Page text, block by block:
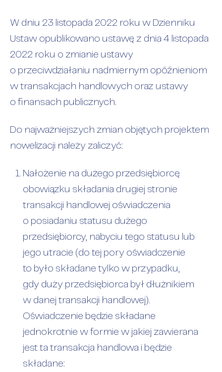
W dniu 23 listopada 2022 roku w Dzienniku
Ustaw opublikowano ustawę z dnia 4 listopada
2022 roku o zmianie ustawy
o przeciwdziałaniu nadmiernym opóźnieniom
w transakcjach handlowych oraz ustawy
o finansach publicznych.
Do najważniejszych zmian objętych projektem
nowelizacji należy zaliczyć:
Nałożenie na dużego przedsiębiorcę
obowiązku składania drugiej stronie
transakcji handlowej oświadczenia
o posiadaniu statusu dużego
przedsiębiorcy, nabyciu tego statusu lub
jego utracie (do tej pory oświadczenie
to było składane tylko w przypadku,
gdy duży przedsiębiorca był dłużnikiem
w danej transakcji handlowej).
Oświadczenie będzie składane
jednokrotnie w formie w jakiej zawierana
jest ta transakcja handlowa i będzie
składane: